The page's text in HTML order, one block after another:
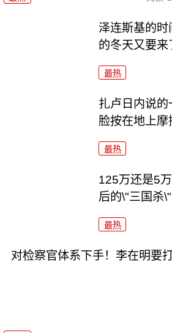
泽连斯基的
的冬天又要来
最热
扎卢日内说
脸按在地上摩
最热
125万还是5
后的\"三国杀\"
最热
对检察官体系下手！李在明要